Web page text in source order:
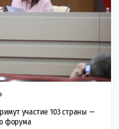
участие 103 страны —
форума